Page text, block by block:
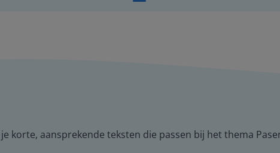
korte, aansprekende teksten die passen bij het thema